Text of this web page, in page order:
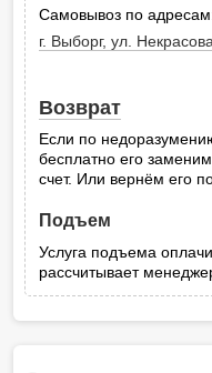
Самовывоз по
г. Выборг, ул.
Возврат
Если по
бесплатно его
счет. Или вернём его
Подъем
Услуга подъема
рассчитывает